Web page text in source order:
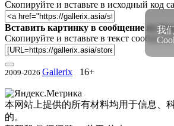
Скопируйте и вставьте в исходный код
Вставить картинку в сообщение на
Скопируйте и вставьте в текст
2009-2026 Gallerix 16+
本网站上提供的所有材料均用于信息、
的。
我